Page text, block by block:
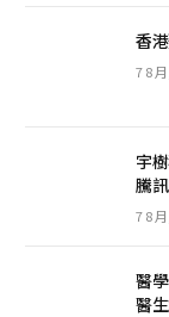
香
7 8
宇
騰
7 8
醫
醫